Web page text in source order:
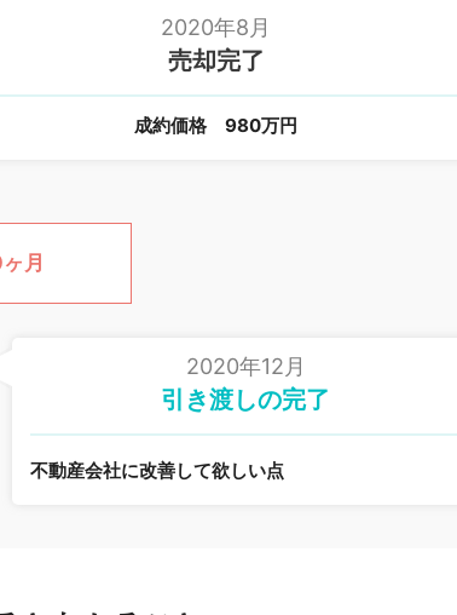
2020年8月
売却完了
成約価格 980万円
月
2020年12月
引き渡しの完了
不動産会社に改善して欲しい点